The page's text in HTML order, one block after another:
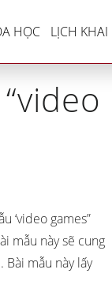
HỌC LỊCH
mẫu “video
‘video games”
mẫu này sẽ cung
mẫu này lấy